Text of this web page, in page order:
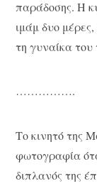
παράδοσης. Η
ιμάμ δυο
τη γυναίκα
…………….
Το κινητό της
φωτογραφία
διπλανός της